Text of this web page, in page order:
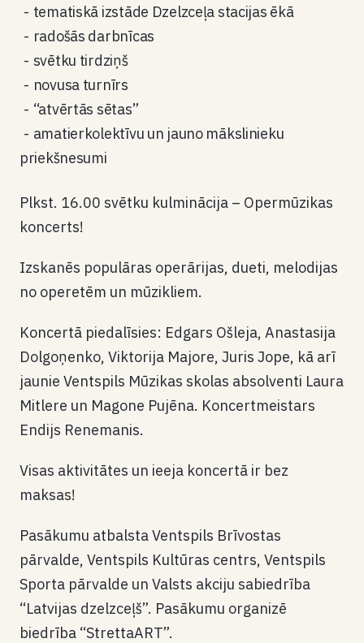
tematiskā izstāde Dzelzceļa stacijas ēkā
radošās darbnīcas
svētku tirdziņš
novusa turnīrs
“atvērtās sētas”
amatierkolektīvu un jauno mākslinieku
priekšnesumi
Plkst. 16.00 svētku kulminācija – Opermūzikas
koncerts!
Izskanēs populāras operārijas, dueti, melodijas
no operetēm un mūzikliem.
Koncertā piedalīsies: Edgars Ošleja, Anastasija
Dolgoņenko, Viktorija Majore, Juris Jope, kā arī
jaunie Ventspils Mūzikas skolas absolventi Laura
Mitlere un Magone Pujēna. Koncertmeistars
Endijs Renemanis.
Visas aktivitātes un ieeja koncertā ir bez
maksas!
Pasākumu atbalsta Ventspils Brīvostas
pārvalde, Ventspils Kultūras centrs, Ventspils
Sporta pārvalde un Valsts akciju sabiedrība
“Latvijas dzelzceļš”. Pasākumu organizē
biedrība “StrettaART”.